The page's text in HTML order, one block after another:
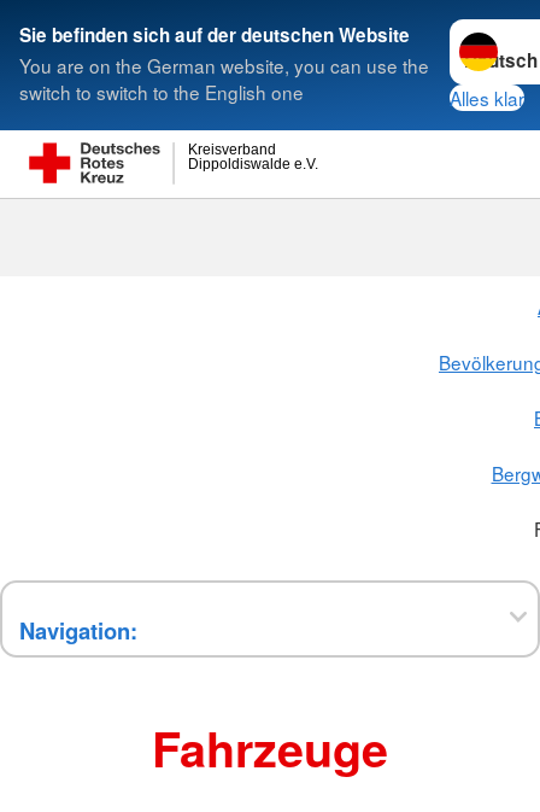
Sie befinden sich auf der deutschen Website
You are on the German website, you can use the
switch to switch to the English one
Sprache
Alles klar
Dippoldiswalde e.V.
Kreisverband
Suche
Fahrzeuge